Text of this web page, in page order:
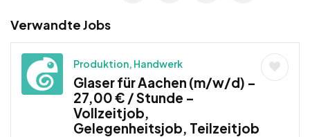
Verwandte Jobs
Produktion, Handwerk
Glaser für Aachen (m/w/d) –
27,00 € / Stunde –
Vollzeitjob,
Gelegenheitsjob, Teilzeitjob